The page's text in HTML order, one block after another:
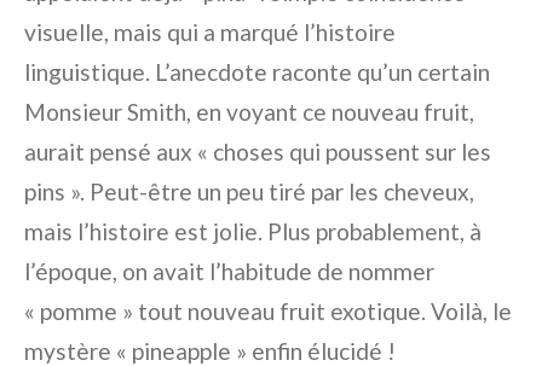
visuelle, mais qui a marqué l’histoire
linguistique. L’anecdote raconte qu’un certain
Monsieur Smith, en voyant ce nouveau fruit,
aurait pensé aux « choses qui poussent sur les
pins ». Peut-être un peu tiré par les cheveux,
mais l’histoire est jolie. Plus probablement, à
l’époque, on avait l’habitude de nommer
« pomme » tout nouveau fruit exotique. Voilà, le
mystère « pineapple » enfin élucidé !